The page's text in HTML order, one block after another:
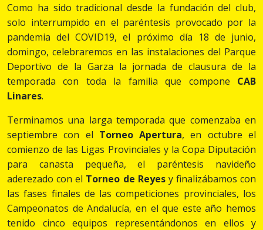
Como ha sido tradicional desde la fundación del club,
solo interrumpido en el paréntesis provocado por la
pandemia del COVID19, el próximo día 18 de junio,
domingo, celebraremos en las instalaciones del Parque
Deportivo de la Garza la jornada de clausura de la
temporada con toda la familia que compone CAB
Linares.
Terminamos una larga temporada que comenzaba en
septiembre con el Torneo Apertura, en octubre el
comienzo de las Ligas Provinciales y la Copa Diputación
para canasta pequeña, el paréntesis navideño
aderezado con el Torneo de Reyesy finalizábamos con
las fases finales de las competiciones provinciales, los
Campeonatos de Andalucía, en el que este año hemos
tenido cinco equipos representándonos en ellos y